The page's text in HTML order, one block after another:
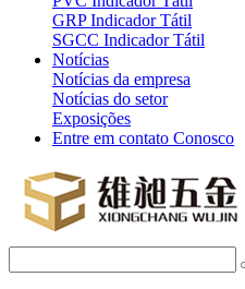
GRP Indicador Tátil
SGCC Indicador Tátil
Notícias
Notícias da empresa
Notícias do setor
Exposições
Entre em contato Conosco